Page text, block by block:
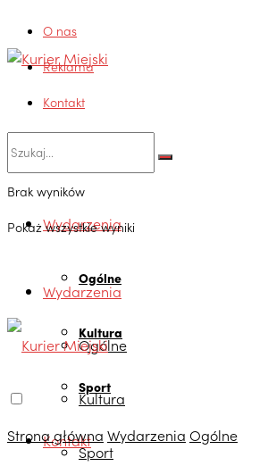
O nas
Reklama
Kontakt
Brak wyników
Pokaż wszystkie wyniki
Wydarzenia
Ogólne
Kultura
Sport
Kontakt
Wydarzenia
Ogólne
Kultura
Sport
Strona główna Wydarzenia Ogólne